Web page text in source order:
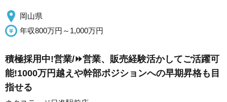
岡山県
年収800万円～1,000万円
積極採用中!営業/⏩️営業、販売経験活かしてご活躍可
能!1000万円越えや幹部ポジションへの早期昇格も目
指せる